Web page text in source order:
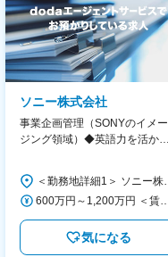
ソニー株式会社
事業企画管理（SONYのイメー
ジング領域）◆英語力を活か
気になる